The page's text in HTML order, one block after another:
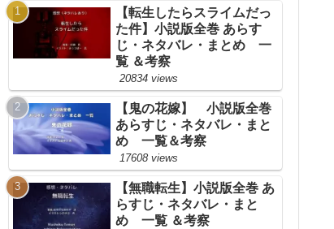
【転生したらスライムだっ
た件】小説版全巻 あらす
じ・ネタバレ・まとめ 一
覧 ＆考察
20834 views
【鬼の花嫁】 小説版全巻
あらすじ・ネタバレ・まと
め 一覧＆考察
17608 views
【無職転生】小説版全巻 あ
らすじ・ネタバレ・まと
め 一覧 ＆考察